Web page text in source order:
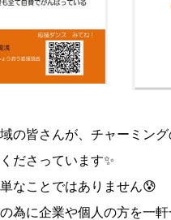
の皆さんが、チャーミン
ださっています✨
なことではありません😰
為に企業や個人の方を一